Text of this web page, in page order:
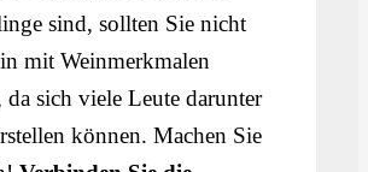
sind, sollten Sie nicht
mit Weinmerkmalen
da sich viele Leute darunter
können. Machen Sie